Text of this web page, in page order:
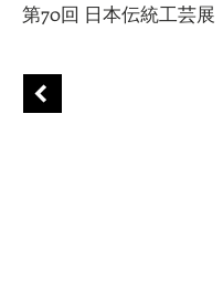
第70回 日本伝統工芸展